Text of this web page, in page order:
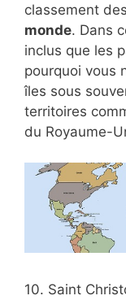
classement des
monde. Dans
inclus que les
pourquoi vous
îles sous
territoires
du Royaume-
10. Saint